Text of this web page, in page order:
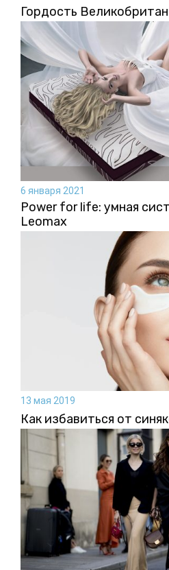
Гордость
6 января 2021
Power for life: умная
Leomax
13 мая 2019
Как избавиться от